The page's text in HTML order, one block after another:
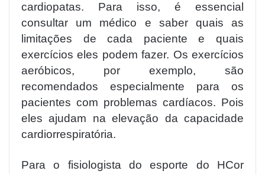
cardiopatas. Para isso, é essencial
consultar um médico e saber quais as
limitações de cada paciente e quais
exercícios eles podem fazer. Os exercícios
aeróbicos, por exemplo, são
recomendados especialmente para os
pacientes com problemas cardíacos. Pois
eles ajudam na elevação da capacidade
cardiorrespiratória.
Para o fisiologista do esporte do HCor